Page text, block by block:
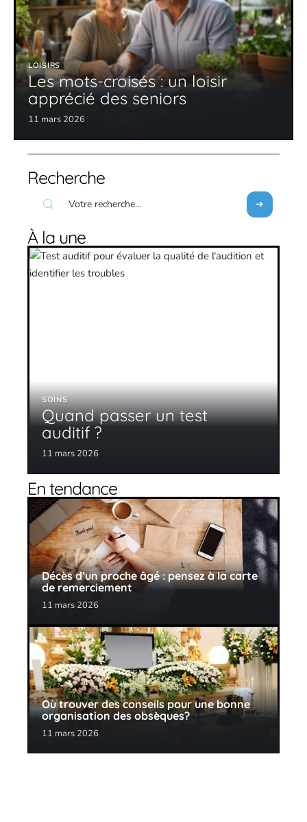
LOISIRS
Les mots-croisés : un loisir
apprécié des seniors
11 mars 2026
Recherche
À la une
SOINS
Quand passer un test
auditif ?
11 mars 2026
En tendance
Décès d’un proche âgé : pensez à la carte
de remerciement
11 mars 2026
Où trouver des conseils pour une bonne
organisation des obsèques?
11 mars 2026